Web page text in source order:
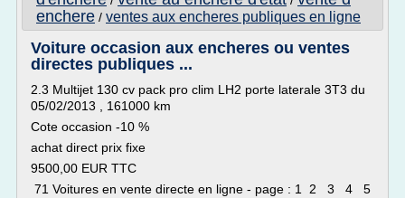
enchere / ventes aux encheres publiques en ligne
Voiture occasion aux encheres ou ventes
directes publiques ...
2.3 Multijet 130 cv pack pro clim LH2 porte laterale 3T3 du
05/02/2013 , 161000 km
Cote occasion -10 %
achat direct prix fixe
9500,00 EUR TTC
71 Voitures en vente directe en ligne - page : 1 2 3 4 5